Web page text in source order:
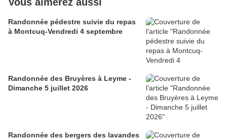
Randonnée pédestre suivie du repas
à Montcuq-Vendredi 4 septembre
Randonnée des Bruyères à Leyme -
Dimanche 5 juillet 2026
Randonnée des bergers des lavandes